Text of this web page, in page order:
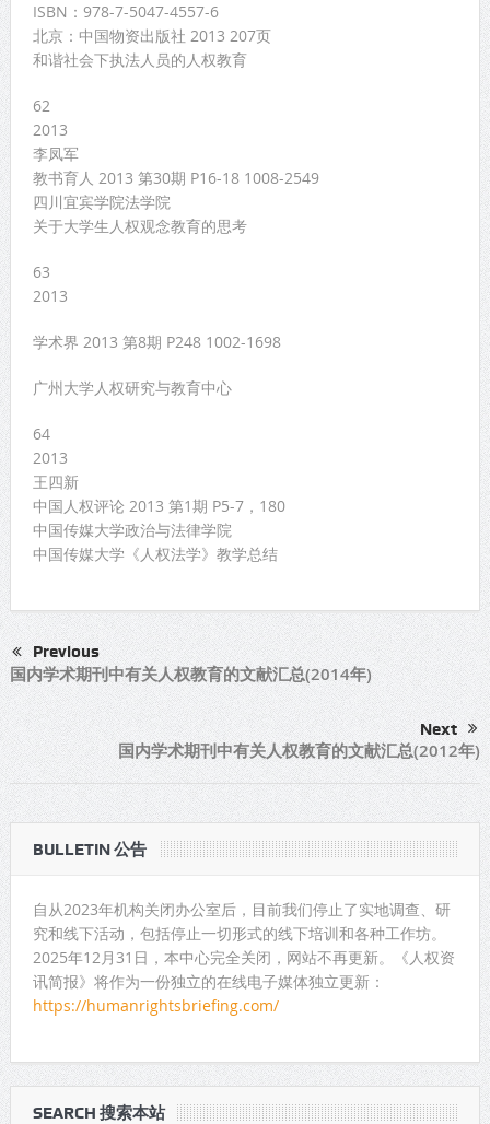
ISBN：978-7-5047-4557-6
北京：中国物资出版社 2013 207页
和谐社会下执法人员的人权教育
62
2013
李凤军
教书育人 2013 第30期 P16-18 1008-2549
四川宜宾学院法学院
关于大学生人权观念教育的思考
63
2013
学术界 2013 第8期 P248 1002-1698
广州大学人权研究与教育中心
64
2013
王四新
中国人权评论 2013 第1期 P5-7，180
中国传媒大学政治与法律学院
中国传媒大学《人权法学》教学总结
Previous
国内学术期刊中有关人权教育的文献汇总(2014年)
Next
国内学术期刊中有关人权教育的文献汇总(2012年)
BULLETIN 公告
自从2023年机构关闭办公室后，目前我们停止了实地调查、研
究和线下活动，包括停止一切形式的线下培训和各种工作坊。
2025年12月31日，本中心完全关闭，网站不再更新。《人权资
讯简报》将作为一份独立的在线电子媒体独立更新：
https://humanrightsbriefing.com/
SEARCH 搜索本站